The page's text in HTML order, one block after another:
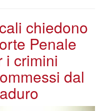
chiedono
Penale
i crimini
dal